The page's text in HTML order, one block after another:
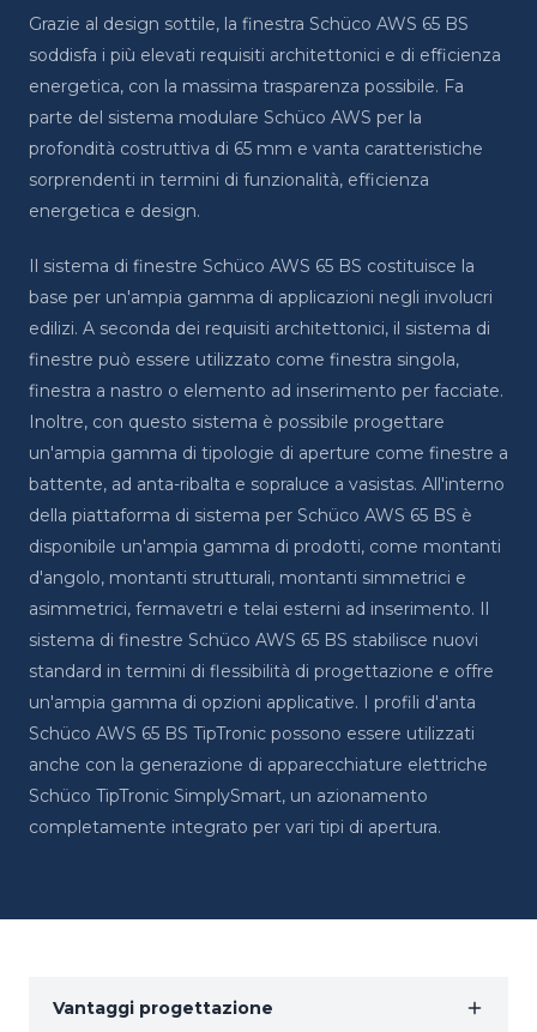
Grazie al design sottile, la finestra Schüco AWS 65 BS
soddisfa i più elevati requisiti architettonici e di efficienza
energetica, con la massima trasparenza possibile. Fa
parte del sistema modulare Schüco AWS per la
profondità costruttiva di 65 mm e vanta caratteristiche
sorprendenti in termini di funzionalità, efficienza
energetica e design.
Il sistema di finestre Schüco AWS 65 BS costituisce la
base per un'ampia gamma di applicazioni negli involucri
edilizi. A seconda dei requisiti architettonici, il sistema di
finestre può essere utilizzato come finestra singola,
finestra a nastro o elemento ad inserimento per facciate.
Inoltre, con questo sistema è possibile progettare
un'ampia gamma di tipologie di aperture come finestre a
battente, ad anta-ribalta e sopraluce a vasistas. All'interno
della piattaforma di sistema per Schüco AWS 65 BS è
disponibile un'ampia gamma di prodotti, come montanti
d'angolo, montanti strutturali, montanti simmetrici e
asimmetrici, fermavetri e telai esterni ad inserimento. Il
sistema di finestre Schüco AWS 65 BS stabilisce nuovi
standard in termini di flessibilità di progettazione e offre
un'ampia gamma di opzioni applicative. I profili d'anta
Schüco AWS 65 BS TipTronic possono essere utilizzati
anche con la generazione di apparecchiature elettriche
Schüco TipTronic SimplySmart, un azionamento
completamente integrato per vari tipi di apertura.
Vantaggi progettazione